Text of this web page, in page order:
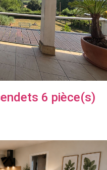
6 pièce(s)